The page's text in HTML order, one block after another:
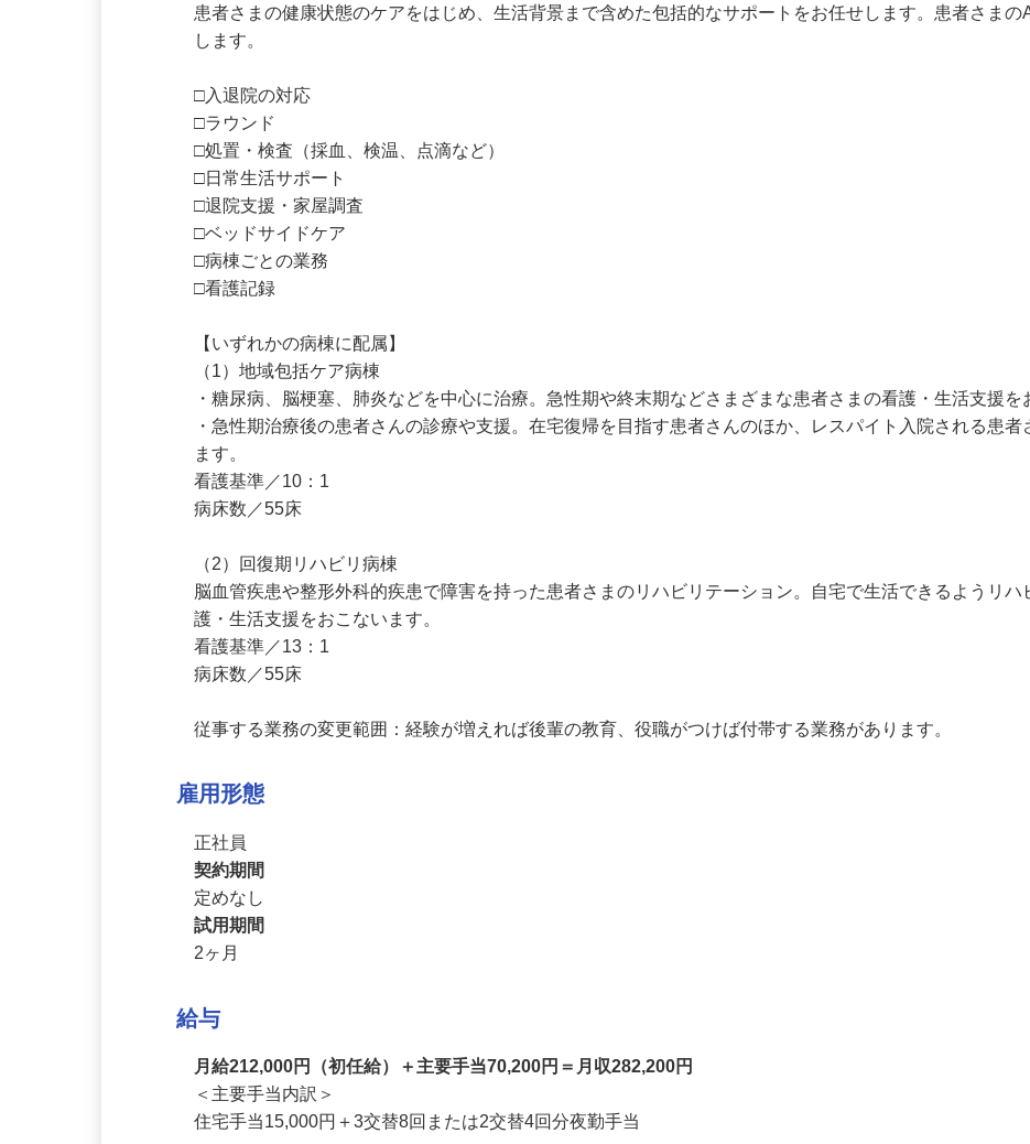
患者さまの健康状態のケアをはじめ、生活背景まで含めた包括的なサポートをお任せします。患者さま
□入退院の対応
□ラウンド
□処置・検査（採血、検温、点滴など）
□日常生活サポート
□退院支援・家屋調査
□ベッドサイドケア
□病棟ごとの業務
【いずれかの病棟に配属】
（1）地域包括ケア病棟
・糖尿病、脳梗塞、肺炎などを中⼼に治療。急性期や終末期などさまざまな患者さまの看護・生活支援
・急性期治療後の患者さんの診療や支援。在宅復帰を目指す患者さんのほか、レスパイト入院される患
ます。
看護基準／10：1
（2）回復期リハビリ病棟
脳⾎管疾患や整形外科的疾患で障害を持った患者さまのリハビリテーション。⾃宅で⽣活できるようリ
護・生活支援をおこないます。
看護基準／13：1
病床数／55床
雇用形態
正社員
契約期間
定めなし
給与
月給212,000円（初任給）＋主要手当70,200円＝月収282,200円